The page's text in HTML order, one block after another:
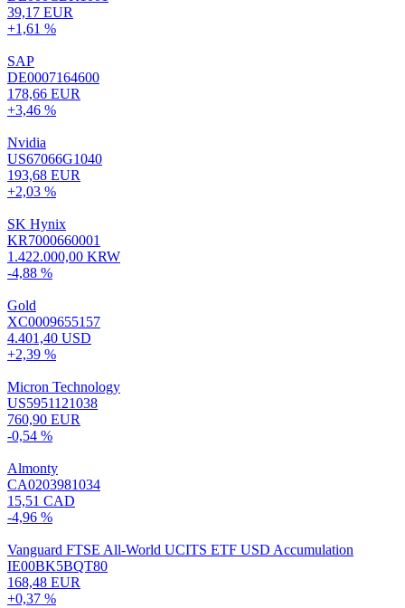
39,17 EUR
+1,61 %
SAP
DE0007164600
178,66 EUR
+3,46 %
Nvidia
US67066G1040
193,68 EUR
+2,03 %
SK Hynix
KR7000660001
1.422.000,00 KRW
-4,88 %
Gold
XC0009655157
4.401,40 USD
+2,39 %
Micron Technology
US5951121038
760,90 EUR
-0,54 %
Almonty
CA0203981034
15,51 CAD
-4,96 %
Vanguard FTSE All-World UCITS ETF USD Accumulation
IE00BK5BQT80
168,48 EUR
+0,37 %